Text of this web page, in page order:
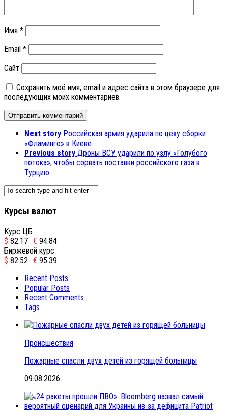
Имя *
Email *
Сайт
Сохранить моё имя, email и адрес сайта в этом браузере для
последующих моих комментариев.
Next story Российская армия ударила по цеху сборки
«Фламинго» в Киеве
Previous story Дроны ВСУ ударили по узлу «Голубого
потока», чтобы сорвать поставки российского газа в
Турцию
Курсы валют
Курс ЦБ
$ 82.17 € 94.84
Биржевой курс
$ 82.52 € 95.39
Recent Posts
Popular Posts
Recent Comments
Tags
Происшествия
Пожарные спасли двух детей из горящей больницы
09.08.2026